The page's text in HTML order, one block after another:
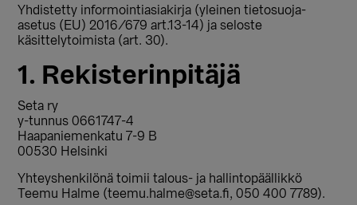
Yhdistetty informointiasiakirja (yleinen tietosuoja-
asetus (EU) 2016/679 art.13-14) ja seloste
käsittelytoimista (art. 30).
1. Rekisterinpitäjä
Seta ry
y-tunnus 0661747-4
Haapaniemenkatu 7-9 B
00530 Helsinki
Yhteyshenkilönä toimii talous- ja hallintopäällikkö
Teemu Halme (teemu.halme@seta.fi, 050 400 7789).